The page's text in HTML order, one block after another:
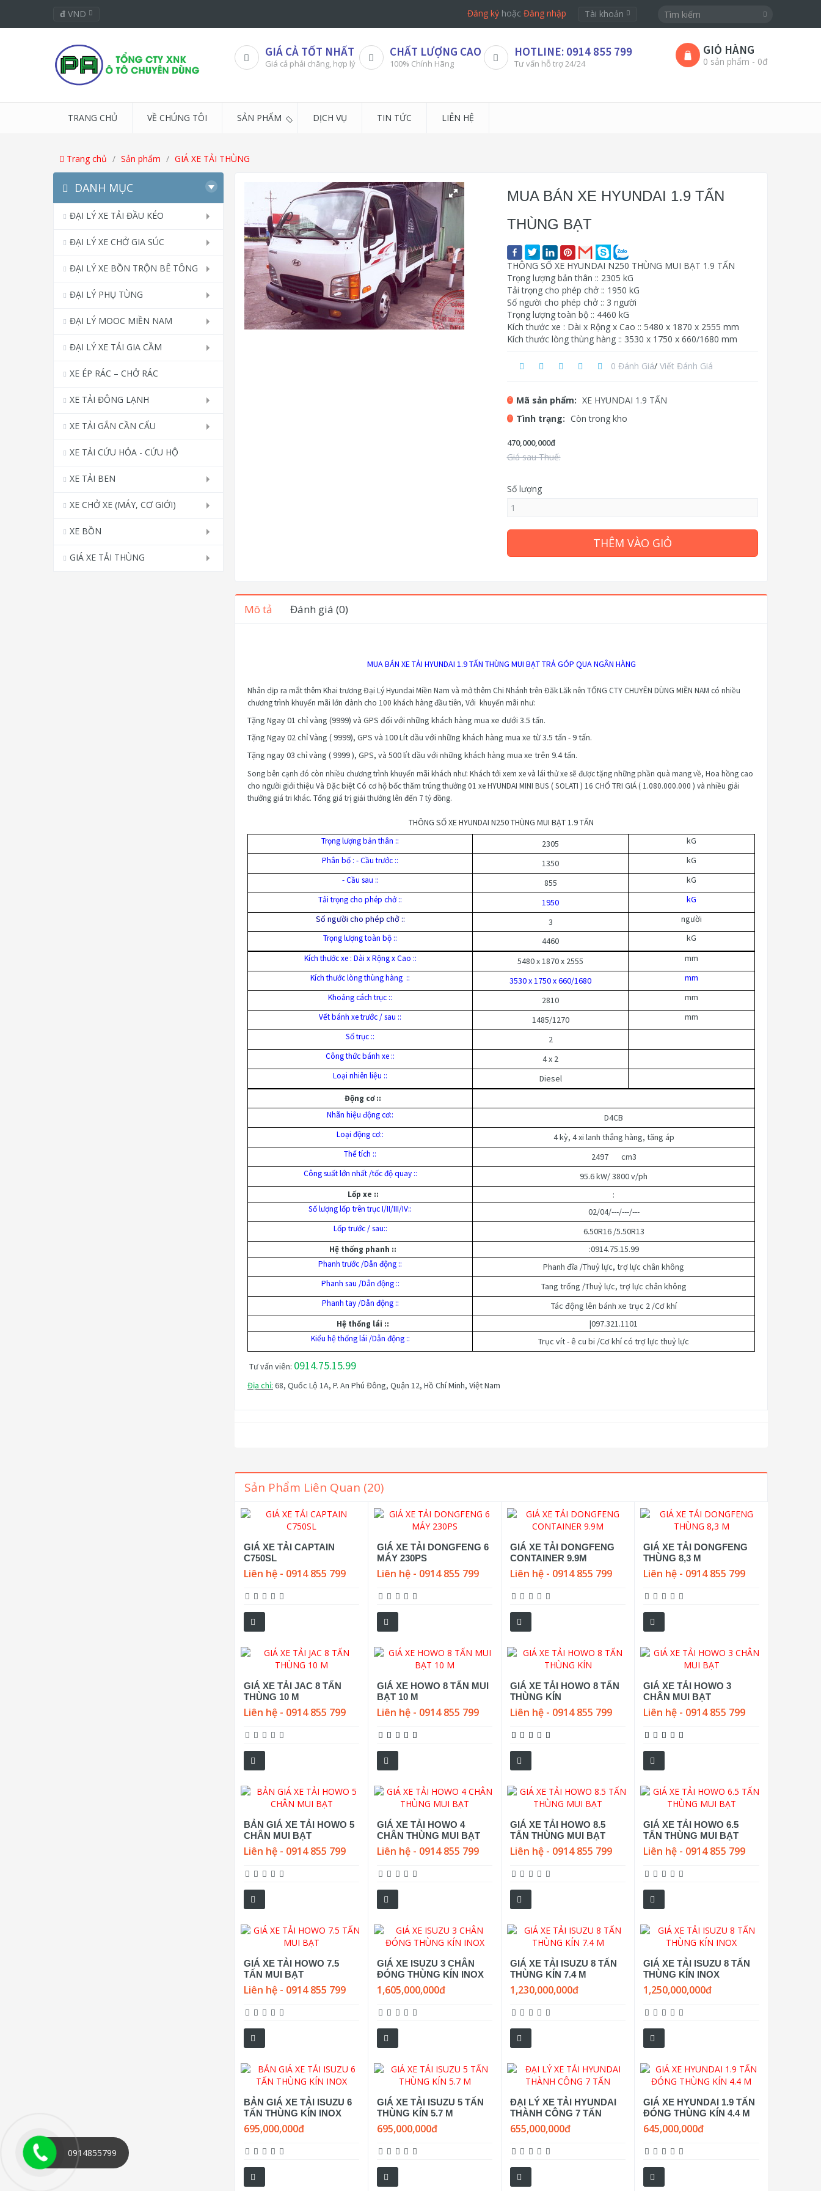
đ VND Đăng ký hoặcĐăng nhập Tài khoản
GIÁ CẢ TỐT NHẤT
Giá cả phải chăng, hợp lý
CHẤT LƯỢNG CAO
100% Chính Hãng
HOTLINE: 0914 855 799
Tư vấn hỗ trợ 24/24
GIỎ HÀNG
0 sản phẩm - 0đ
TRANG CHỦ VỀ CHÚNG TÔI SẢN PHẨM DỊCH VỤ TIN TỨC LIÊN HỆ
Trang chủ Sản phẩm GIÁ XE TẢI THÙNG
DANH MỤC
ĐẠI LÝ XE TẢI ĐẦU KÉO
ĐẠI LÝ XE CHỞ GIA SÚC
ĐẠI LÝ XE BỒN TRỘN BÊ TÔNG
ĐẠI LÝ PHỤ TÙNG
ĐẠI LÝ MOOC MIỀN NAM
ĐẠI LÝ XE TẢI GIA CẦM
XE ÉP RÁC – CHỞ RÁC
XE TẢI ĐÔNG LẠNH
XE TẢI GẮN CẦN CẨU
XE TẢI CỨU HỎA - CỨU HỘ
XE TẢI BEN
XE CHỞ XE (MÁY, CƠ GIỚI)
XE BỒN
GIÁ XE TẢI THÙNG
MUA BÁN XE HYUNDAI 1.9 TẤN
THÙNG BẠT
THÔNG SỐ XE HYUNDAI N250 THÙNG MUI BẠT 1.9 TẤN
Trọng lượng bản thân :: 2305 kG
Tải trọng cho phép chở :: 1950 kG
Số người cho phép chở :: 3 người
Trọng lượng toàn bộ :: 4460 kG
Kích thước xe : Dài x Rộng x Cao :: 5480 x 1870 x 2555 mm
Kích thước lòng thùng hàng :: 3530 x 1750 x 660/1680 mm
0 Đánh Giá/ Viết Đánh Giá
Mã sản phẩm: XE HYUNDAI 1.9 TẤN
Tình trạng: Còn trong kho
470,000,000đ
Giá sau Thuế:
Số lượng
THÊM VÀO GIỎ
Mô tả Đánh giá (0)
MUA BÁN XE TẢI HYUNDAI 1.9 TẤN THÙNG MUI BẠT TRẢ GÓP QUA NGÂN HÀNG
Nhân dịp ra mắt thêm Khai trương Đại Lý Hyundai Miền Nam và mở thêm Chi Nhánh trên Đăk Lăk nên TỔNG CTY CHUYÊN DÙNG MIỀN NAM có nhiều
chương trình khuyến mãi lớn dành cho 100 khách hàng đầu tiên, Với khuyến mãi như:
Tặng Ngay 01 chỉ vàng (9999) và GPS đối với những khách hàng mua xe dưới 3.5 tấn.
Tặng Ngay 02 chỉ Vàng ( 9999), GPS và 100 Lít dầu với những khách hàng mua xe từ 3.5 tấn - 9 tấn.
Tặng ngay 03 chỉ vàng ( 9999 ), GPS, và 500 lít dầu với những khách hàng mua xe trên 9.4 tấn.
Song bên cạnh đó còn nhiều chương trình khuyến mãi khách như: Khách tới xem xe và lái thử xe sẽ được tặng những phần quà mang về, Hoa hồng cao
cho người giới thiệu Và Đặc biệt Có cơ hộ bốc thăm trúng thưởng 01 xeHYUNDAI MINI BUS ( SOLATI ) 16 CHỔ TRI GIÁ ( 1.080.000.000 ) và nhiều giải
thưởng giá tri khác. Tổng giá trị giải thưởng lên đến 7 tỷ đồng.
THÔNG SỐ XE HYUNDAI N250 THÙNG MUI BẠT 1.9 TẤN
Trọng lượng bản thân :: 2305 kG
Phân bố : - Cầu trước :: 1350 kG
- Cầu sau :: 855 kG
Tải trọng cho phép chở :: 1950
kG
Số người cho phép chở ::
3 người
Trọng lượng toàn bộ :: 4460 kG
Kích thước xe : Dài x Rộng x Cao :: 5480 x 1870 x 2555 mm
Kích thước lòng thùng hàng :: 3530 x 1750 x 660/1680 mm
Khoảng cách trục :: 2810 mm
Vết bánh xe trước / sau :: 1485/1270 mm
Số trục :: 2
Công thức bánh xe :: 4 x 2
Loại nhiên liệu :: Diesel
Động cơ ::
Nhãn hiệu động cơ::
D4CB
Loại động cơ:: 4 kỳ, 4 xi lanh thẳng hàng, tăng áp
Thể tích :: 2497 cm3
Công suất lớn nhất /tốc độ quay :: 95.6 kW/ 3800 v/ph
Lốp xe :: :
Số lượng lốp trên trục I/II/III/IV:: 02/04/---/---/---
Lốp trước / sau:: 6.50R16 /5.50R13
Hệ thống phanh :: :0914.75.15.99
Phanh trước /Dẫn động :: Phanh đĩa /Thuỷ lực, trợ lực chân không
Phanh sau /Dẫn động :: Tang trống /Thuỷ lực, trợ lực chân không
Phanh tay /Dẫn động :: Tác động lên bánh xe trục 2 /Cơ khí
Hệ thống lái :: |097.321.1101
Kiểu hệ thống lái /Dẫn động :: Trục vít - ê cu bi /Cơ khí có trợ lực thuỷ lực
Tư vấn viên: 0914.75.15.99
Địa chỉ: 68, Quốc Lộ 1A, P. An Phú Đông, Quận 12, Hồ Chí Minh, Việt Nam
Sản Phẩm Liên Quan (20)
GIÁ XE TẢI CAPTAIN
C750SL
Liên hệ - 0914 855 799
GIÁ XE TẢI DONGFENG 6
MÁY 230PS
Liên hệ - 0914 855 799
GIÁ XE TẢI DONGFENG
CONTAINER 9.9M
Liên hệ - 0914 855 799
GIÁ XE TẢI DONGFENG
THÙNG 8,3 M
Liên hệ - 0914 855 799
GIÁ XE TẢI JAC 8 TẤN
THÙNG 10 M
Liên hệ - 0914 855 799
GIÁ XE HOWO 8 TẤN MUI
BẠT 10 M
Liên hệ - 0914 855 799
GIÁ XE TẢI HOWO 8 TẤN
THÙNG KÍN
Liên hệ - 0914 855 799
GIÁ XE TẢI HOWO 3
CHÂN MUI BẠT
Liên hệ - 0914 855 799
BẢN GIÁ XE TẢI HOWO 5
CHÂN MUI BẠT
Liên hệ - 0914 855 799
GIÁ XE TẢI HOWO 4
CHÂN THÙNG MUI BẠT
Liên hệ - 0914 855 799
GIÁ XE TẢI HOWO 8.5
TẤN THÙNG MUI BẠT
Liên hệ - 0914 855 799
GIÁ XE TẢI HOWO 6.5
TẤN THÙNG MUI BẠT
Liên hệ - 0914 855 799
GIÁ XE TẢI HOWO 7.5
TẤN MUI BẠT
Liên hệ - 0914 855 799
GIÁ XE ISUZU 3 CHÂN
ĐÓNG THÙNG KÍN INOX
1,605,000,000đ
GIÁ XE TẢI ISUZU 8 TẤN
THÙNG KÍN 7.4 M
1,230,000,000đ
GIÁ XE TẢI ISUZU 8 TẤN
THÙNG KÍN INOX
1,250,000,000đ
BẢN GIÁ XE TẢI ISUZU 6
TẤN THÙNG KÍN INOX
695,000,000đ
GIÁ XE TẢI ISUZU 5 TẤN
THÙNG KÍN 5.7 M
695,000,000đ
ĐẠI LÝ XE TẢI HYUNDAI
THÀNH CÔNG 7 TẤN
655,000,000đ
GIÁ XE HYUNDAI 1.9 TẤN
ĐÓNG THÙNG KÍN 4.4 M
645,000,000đ
0914855799